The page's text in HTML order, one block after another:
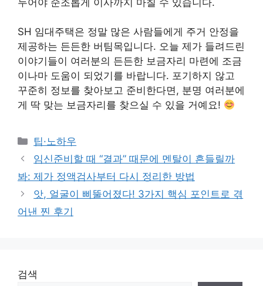
SH 임대주택은 정말 많은 사람들에게 주거 안정을
제공하는 든든한 버팀목입니다. 오늘 제가 들려드린
이야기들이 여러분의 든든한 보금자리 마련에 조금
이나마 도움이 되었기를 바랍니다. 포기하지 않고
꾸준히 정보를 찾아보고 준비한다면, 분명 여러분에
게 딱 맞는 보금자리를 찾으실 수 있을 거예요!
Categories
팁·노하우
임신준비할 때 “결과” 때문에 멘탈이 흔들릴까
봐: 제가 정액검사부터 다시 정리한 방법
앗, 얼굴이 삐뚤어졌다! 3가지 핵심 포인트로 겪
어낸 찐 후기
검색